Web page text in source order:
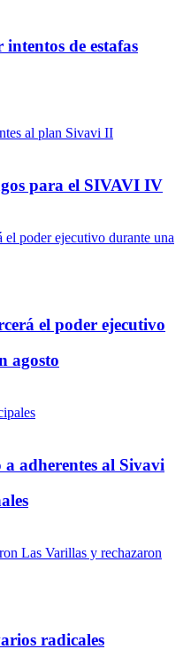
de estafas
para el SIVAVI IV
el poder ejecutivo
agosto
adherentes al Sivavi
radicales